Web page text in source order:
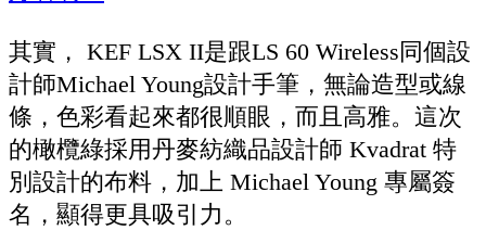
其實， KEF LSX II是跟LS 60 Wireless同個設
計師Michael Young設計手筆，無論造型或線
條，色彩看起來都很順眼，而且高雅。這次
的橄欖綠採用丹麥紡織品設計師 Kvadrat 特
別設計的布料，加上 Michael Young 專屬簽
名，顯得更具吸引力。